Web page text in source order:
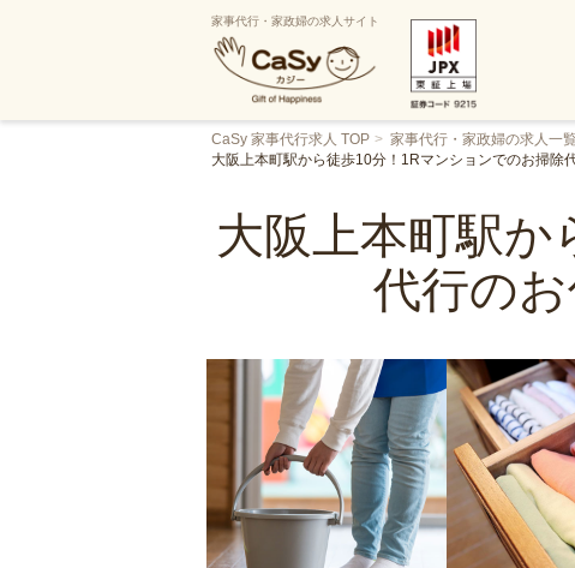
家事代行・家政婦の求人サイト
CaSy 家事代行求人 TOP 家事代行・家政婦の求人一
大阪上本町駅から徒歩10分！1Rマンションでのお掃除
大阪上本町駅か
代行のお